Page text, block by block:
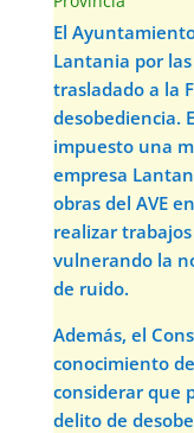
El
Lantania por las
trasladado a la
desobediencia.
impuesto una
empresa
obras del AVE
realizar
vulnerando la
de ruido.
Además, el
conocimiento
considerar que
delito de